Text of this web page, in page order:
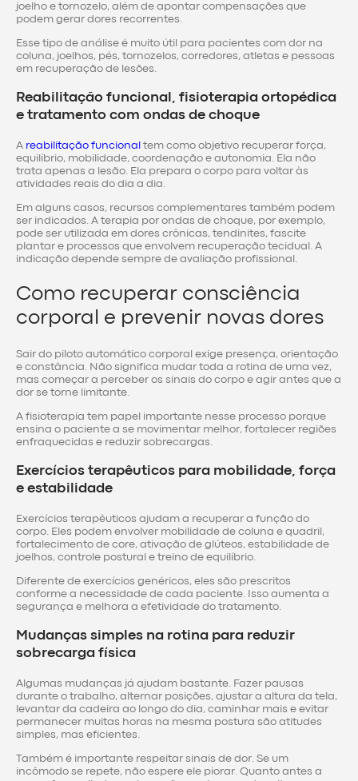
joelho e tornozelo, além de apontar compensações que
podem gerar dores recorrentes.
Esse tipo de análise é muito útil para pacientes com dor na
coluna, joelhos, pés, tornozelos, corredores, atletas e pessoas
em recuperação de lesões.
Reabilitação funcional, fisioterapia ortopédica
e tratamento com ondas de choque
A reabilitação funcional tem como objetivo recuperar força,
equilíbrio, mobilidade, coordenação e autonomia. Ela não
trata apenas a lesão. Ela prepara o corpo para voltar às
atividades reais do dia a dia.
Em alguns casos, recursos complementares também podem
ser indicados. A terapia por ondas de choque, por exemplo,
pode ser utilizada em dores crônicas, tendinites, fascite
plantar e processos que envolvem recuperação tecidual. A
indicação depende sempre de avaliação profissional.
Como recuperar consciência
corporal e prevenir novas dores
Sair do piloto automático corporal exige presença, orientação
e constância. Não significa mudar toda a rotina de uma vez,
mas começar a perceber os sinais do corpo e agir antes que a
dor se torne limitante.
A fisioterapia tem papel importante nesse processo porque
ensina o paciente a se movimentar melhor, fortalecer regiões
enfraquecidas e reduzir sobrecargas.
Exercícios terapêuticos para mobilidade, força
e estabilidade
Exercícios terapêuticos ajudam a recuperar a função do
corpo. Eles podem envolver mobilidade de coluna e quadril,
fortalecimento de core, ativação de glúteos, estabilidade de
joelhos, controle postural e treino de equilíbrio.
Diferente de exercícios genéricos, eles são prescritos
conforme a necessidade de cada paciente. Isso aumenta a
segurança e melhora a efetividade do tratamento.
Mudanças simples na rotina para reduzir
sobrecarga física
Algumas mudanças já ajudam bastante. Fazer pausas
durante o trabalho, alternar posições, ajustar a altura da tela,
levantar da cadeira ao longo do dia, caminhar mais e evitar
permanecer muitas horas na mesma postura são atitudes
simples, mas eficientes.
Também é importante respeitar sinais de dor. Se um
incômodo se repete, não espere ele piorar. Quanto antes a